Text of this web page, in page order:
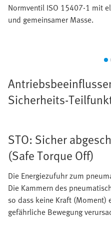
Normventil ISO 15407-1 mit
und gemeinsamer Masse.
Sicherheits-
STO: Sicher
(Safe Torque Off)
Die Energiezufuhr zum
Die Kammern des
so dass keine Kraft (Moment)
gefährliche Bewegung